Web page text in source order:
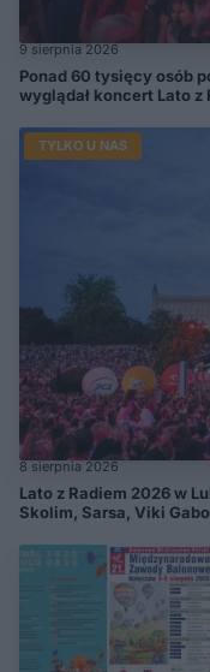
9 sierpnia 2026
Ponad 60 tysięcy osób
wyglądał koncert Lato z
TYLKO U NAS
8 sierpnia 2026
Lato z Radiem 2026 w
Skolim, Sarsa, Viki